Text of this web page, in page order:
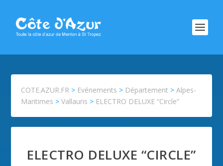
COTE.AZUR.FR > Evénements > Département >Alpes-
Maritimes >Vallauris > ELECTRO DELUXE “Circle”
ELECTRO DELUXE “CIRCLE”